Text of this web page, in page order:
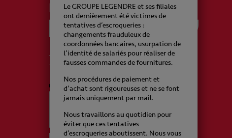
La newsletter Legendre
J'accepte de recevoir de la part du Groupe
Legendre des emails
CAPTCHA
Le GROUPE LEGENDRE et ses filiales
ont dernièrement été victimes de
tentatives d’escroqueries :
changements frauduleux de
coordonnées bancaires, usurpation de
l’identité de salariés pour réaliser de
fausses commandes de fournitures.
Nos procédures de paiement et
d’achat sont rigoureuses et ne se font
jamais uniquement par mail.
Nous travaillons au quotidien pour
éviter que ces tentatives
d’escroqueries aboutissent. Nous vous